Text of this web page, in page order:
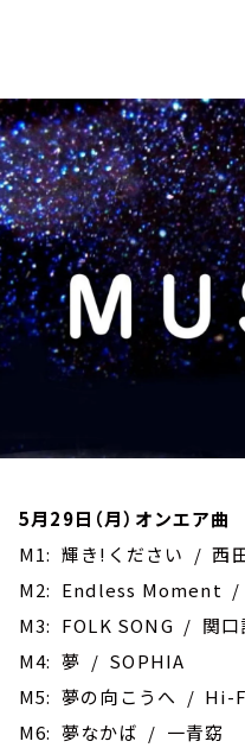
トピックス
TBS Podcast
お知らせ
イベント・グッズ
YouTube
会社情報
5月29日（月）オンエア曲
M1: 輝き!ください / 西
M2: Endless Moment /
M3: FOLK SONG / 関口
M4: 夢 / SOPHIA
M5: 夢の向こうへ / Hi-
M6: 夢なかば / 一青窈